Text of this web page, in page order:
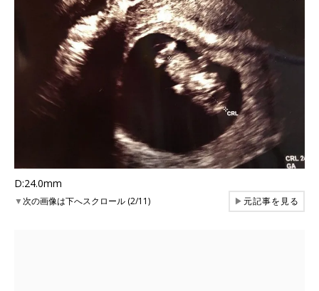
D:24.0mm
▼次の画像は下へスクロール (2/11) ▶元記事を見る